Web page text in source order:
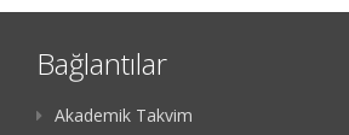
Bağlantılar
Akademik Takvim